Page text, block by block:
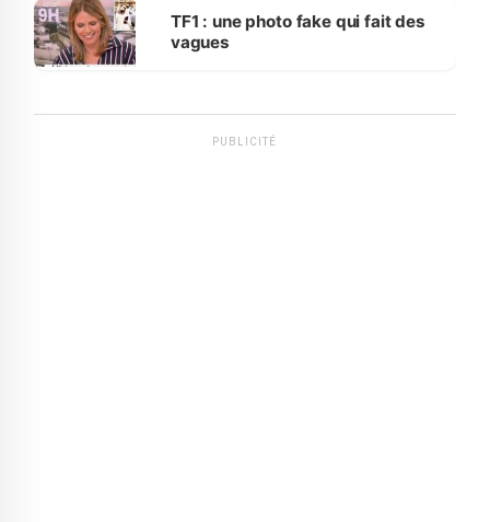
sur la scène internationale »
TF1 : une photo fake qui fait des
vagues
PUBLICITÉ